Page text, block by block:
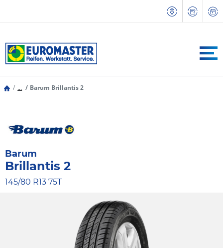
... Barum Brillantis 2
Barum
Brillantis 2
145/80 R13 75T